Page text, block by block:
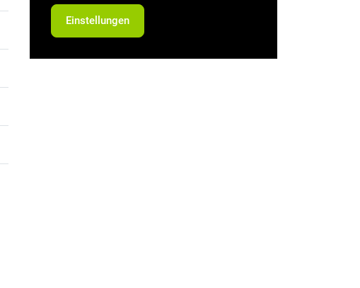
Einstellungen